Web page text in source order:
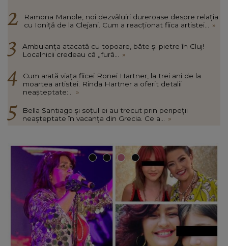
Ramona Manole, noi dezvăluiri dureroase despre relația
cu Ioniță de la Clejani. Cum a reacționat fiica artistei...
»
Ambulanța atacată cu topoare, bâte și pietre în Cluj!
Localnicii credeau că „fură...
»
Cum arată viața fiicei Ronei Hartner, la trei ani de la
moartea artistei. Rinda Hartner a oferit detalii
neașteptate:...
»
Bella Santiago și soțul ei au trecut prin peripeții
neașteptate în vacanța din Grecia. Ce a...
»